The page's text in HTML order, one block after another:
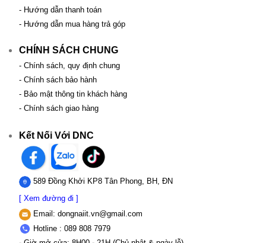
- Hướng dẫn thanh toán
- Hướng dẫn mua hàng trả góp
CHÍNH SÁCH CHUNG
- Chính sách, quy định chung
- Chính sách bảo hành
- Bảo mật thông tin khách hàng
- Chính sách giao hàng
Kết Nối Với DNC
589 Đồng Khởi KP8 Tân Phong, BH, ĐN
[ Xem đường đi ]
Email: dongnaiit.vn@gmail.com
Hotline : 089 808 7979